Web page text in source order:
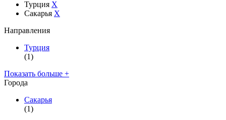
Турция X
Сакарья X
Направления
Турция
(1)
Показать больше +
Города
Сакарья
(1)